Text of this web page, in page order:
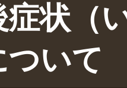
症状（
いて